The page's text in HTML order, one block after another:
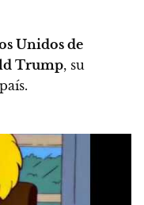
Unidos de
Trump, su